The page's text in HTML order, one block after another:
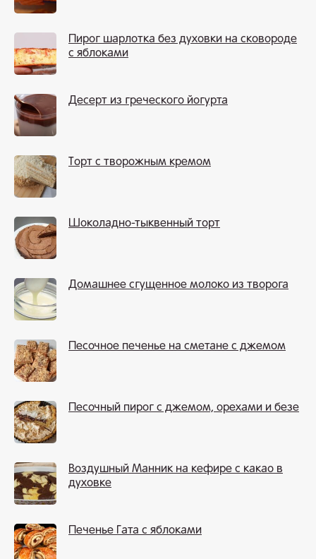
Пирог шарлотка без духовки на сковороде
с яблоками
Десерт из греческого йогурта
Торт с творожным кремом
Шоколадно-тыквенный торт
Домашнее сгущенное молоко из творога
Песочное печенье на сметане с джемом
Песочный пирог с джемом, орехами и безе
Воздушный Манник на кефире с какао в
духовке
Печенье Гата с яблоками